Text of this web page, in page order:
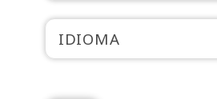
IDIOMA